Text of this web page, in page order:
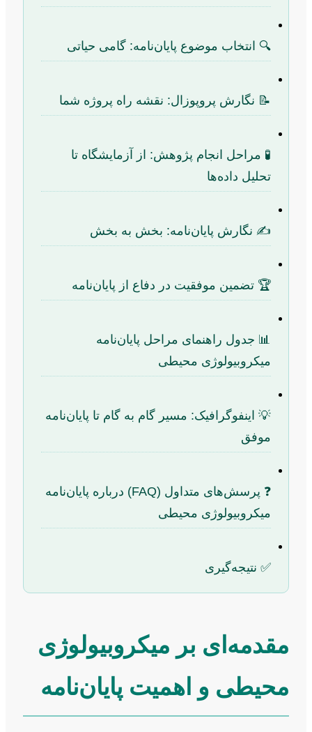
🔍 انتخاب موضوع پایان‌نامه: گامی حیاتی
📝 نگارش پروپوزال: نقشه راه پروژه شما
🧪 مراحل انجام پژوهش: از آزمایشگاه تا
تحلیل داده‌ها
✍️ نگارش پایان‌نامه: بخش به بخش
🏆 تضمین موفقیت در دفاع از پایان‌نامه
📊 جدول راهنمای مراحل پایان‌نامه
میکروبیولوژی محیطی
💡 اینفوگرافیک: مسیر گام به گام تا پایان‌نامه
موفق
❓ پرسش‌های متداول (FAQ) درباره پایان‌نامه
میکروبیولوژی محیطی
✅ نتیجه‌گیری
مقدمه‌ای بر میکروبیولوژی
محیطی و اهمیت پایان‌نامه